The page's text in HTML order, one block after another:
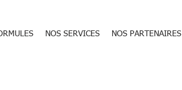
NOS SERVICES NOS PARTENAIRES